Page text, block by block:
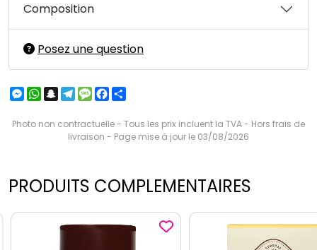
Composition
Posez une question
Messenger
WhatsApp
Snapchat
Telegram
MessageFacebook
Photo non contractuelle - Tous les prix incluent la TVA - Hors frais de
livraison - Page mise à jour le 03/08/2026
PRODUITS COMPLEMENTAIRES